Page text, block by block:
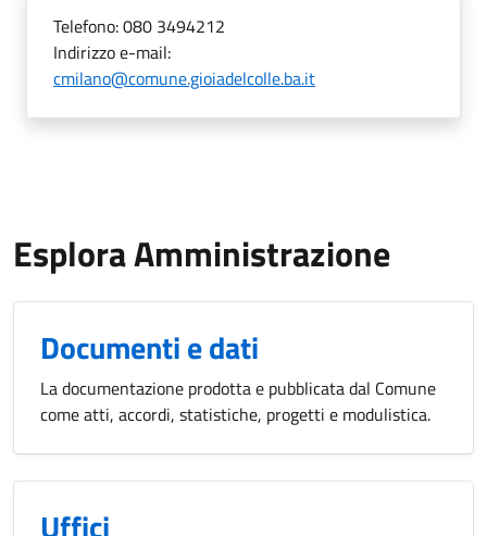
Telefono:080 3494212
Indirizzo e-mail:
cmilano@comune.gioiadelcolle.ba.it
Esplora Amministrazione
Documenti e dati
La documentazione prodotta e pubblicata dal Comune
come atti, accordi, statistiche, progetti e modulistica.